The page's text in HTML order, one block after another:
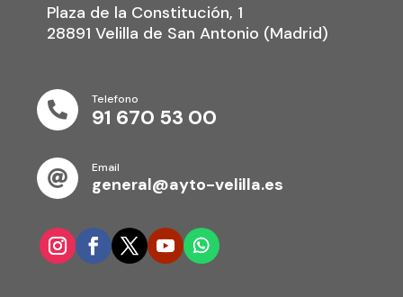
Plaza de la Constitución, 1
28891 Velilla de San Antonio (Madrid)

Telefono
91 670 53 00

Email
general@ayto-velilla.es